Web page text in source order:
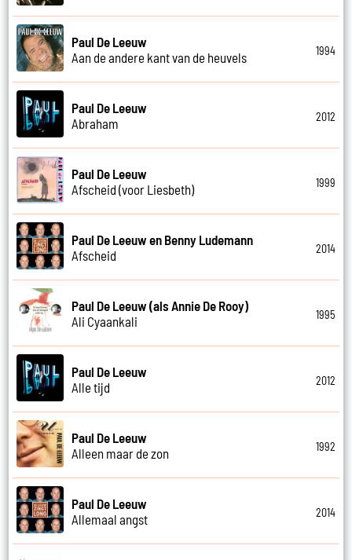
Paul De Leeuw
Aan de andere kant van de heuvels
1994
Paul De Leeuw
Abraham
2012
Paul De Leeuw
Afscheid (voor Liesbeth)
1999
Paul De Leeuw en Benny Ludemann
Afscheid
2014
Paul De Leeuw (als Annie De Rooy)
Ali Cyaankali
1995
Paul De Leeuw
Alle tijd
2012
Paul De Leeuw
Alleen maar de zon
1992
Paul De Leeuw
Allemaal angst
2014